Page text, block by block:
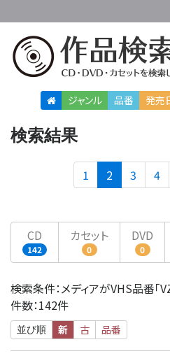
ジャンル 品番 発売
検索結果
1 2(current)
3 4
CD
142
カセット
0
DVD
0
検索条件：メディアがVHS品番「
件数：142件
並び順 新 古 品番